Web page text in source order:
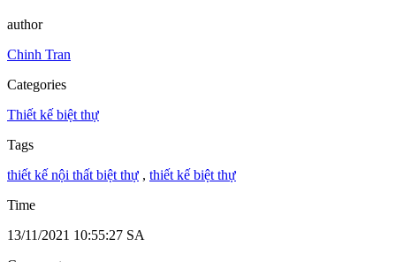
author
Chinh Tran
Categories
Thiết kế biệt thự
Tags
thiết kế nội thất biệt thự , thiết kế biệt thự
Time
13/11/2021 10:55:27 SA